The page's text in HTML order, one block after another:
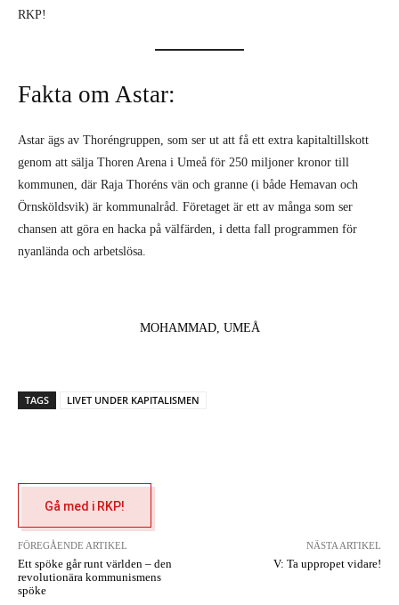
RKP!
Fakta om Astar:
Astar ägs av Thoréngruppen, som ser ut att få ett extra kapitaltillskott
genom att sälja Thoren Arena i Umeå för 250 miljoner kronor till
kommunen, där Raja Thoréns vän och granne (i både Hemavan och
Örnsköldsvik) är kommunalråd. Företaget är ett av många som ser
chansen att göra en hacka på välfärden, i detta fall programmen för
nyanlända och arbetslösa.
MOHAMMAD, UMEÅ
TAGS LIVET UNDER KAPITALISMEN
Gå med i RKP!
FÖREGÅENDE ARTIKEL
Ett spöke går runt världen – den
revolutionära kommunismens
spöke
NÄSTA ARTIKEL
V: Ta uppropet vidare!